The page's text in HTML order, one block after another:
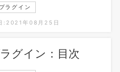
ラグイン
:2021年08月25日
グイン：目次